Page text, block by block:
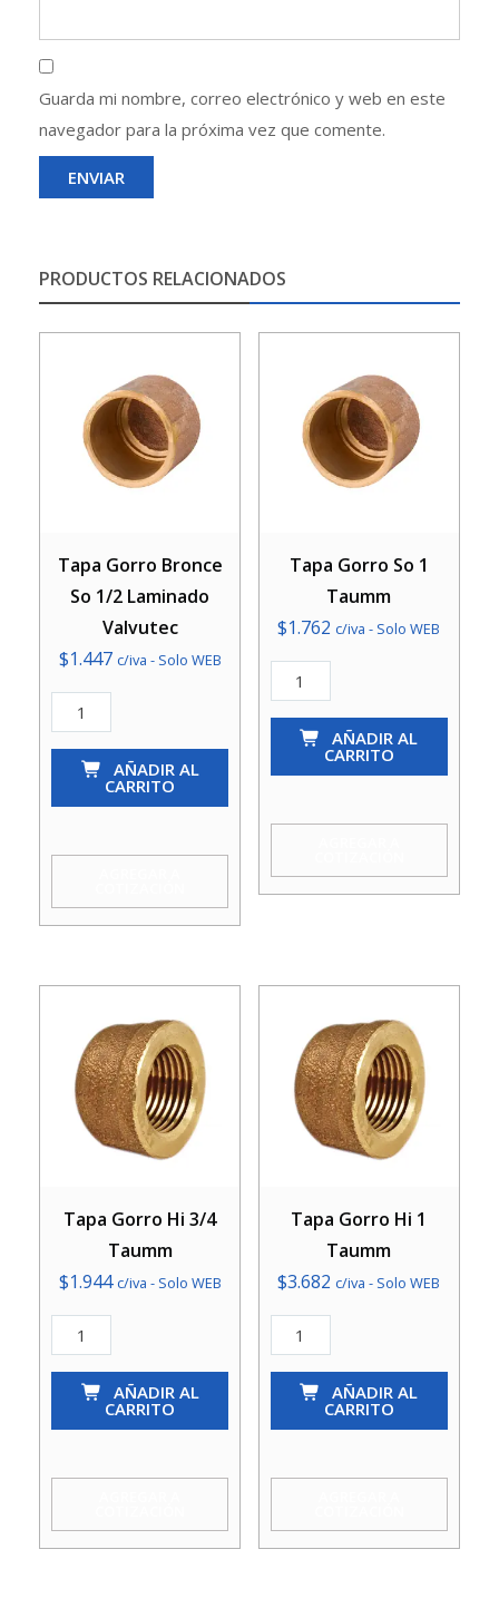
Guarda mi nombre, correo electrónico y web en este
navegador para la próxima vez que comente.
PRODUCTOS RELACIONADOS
Tapa Gorro Bronce
So 1/2 Laminado
Valvutec
$1.447 c/iva - Solo WEB
Tapa
Gorro
Bronce
Laminado
cantidad
AÑADIR AL
CARRITO
Tapa Gorro So 1
Taumm
$1.762 c/iva - Solo WEB
Tapa
Gorro
cantidad
AÑADIR AL
CARRITO
Tapa Gorro Hi 3/4
Taumm
$1.944 c/iva - Solo WEB
Tapa
Gorro
cantidad
AÑADIR AL
CARRITO
Tapa Gorro Hi 1
Taumm
$3.682 c/iva - Solo WEB
Tapa
Gorro
cantidad
AÑADIR AL
CARRITO